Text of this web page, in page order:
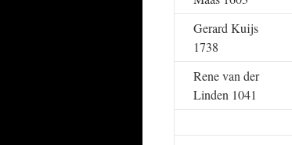
Gerard Kuijs
1738
Rene van der
Linden 1041